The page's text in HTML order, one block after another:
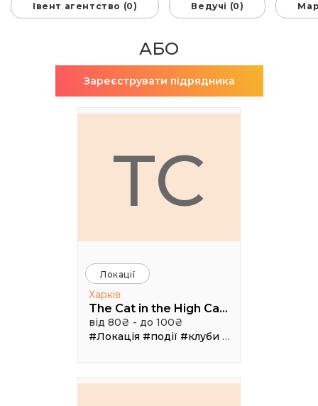
Івент агентство (0) Ведучі (0)
АБО
Зареєструвати підрядника
TC
Локації
Харків
The Cat in the High Castle
від 80₴ - до 100₴
#Локація #події #клуби #Зал